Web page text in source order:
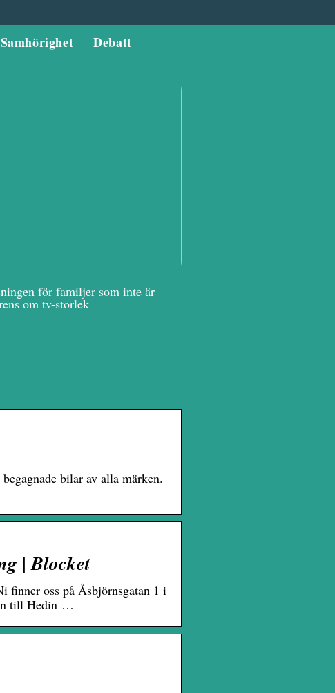
Samhörighet Debatt
för familjer som inte är
om tv-storlek
bilar av alla märken.
| Blocket
oss på Åsbjörnsgatan 1 i
till Hedin …